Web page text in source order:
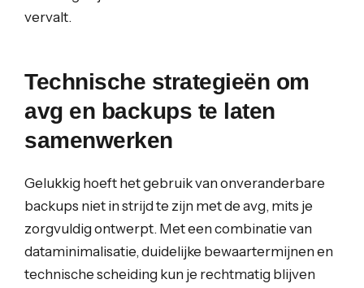
vervalt.
Technische strategieën om
avg en backups te laten
samenwerken
Gelukkig hoeft het gebruik van onveranderbare
backups niet in strijd te zijn met de avg, mits je
zorgvuldig ontwerpt. Met een combinatie van
dataminimalisatie, duidelijke bewaartermijnen en
technische scheiding kun je rechtmatig blijven